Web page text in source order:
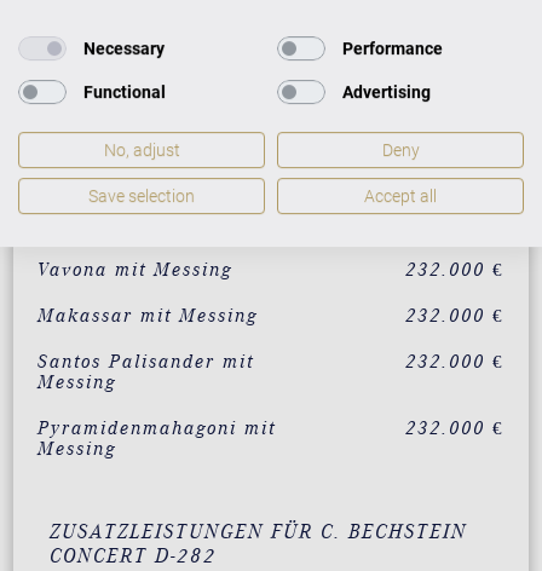
Nussbaum mit Messing
Mahagoni mit Messing
Eiche mit Messing 212.000 €
Wurzelnussbaum mit
232.000 €
Vavona mit Messing 232.000 €
Makassar mit Messing 232.000 €
Santos Palisander mit
Messing
232.000 €
Pyramidenmahagoni mit
Messing
232.000 €
ZUSATZLEISTUNGEN FÜR C. BECHSTEIN
CONCERT D-282
Necessary Performance
Functional Advertising
No, adjust Deny
Save selection Accept all